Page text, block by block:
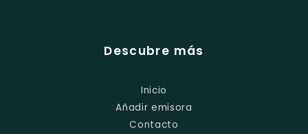
Descubre más
Inicio
Añadir emisora
Contacto